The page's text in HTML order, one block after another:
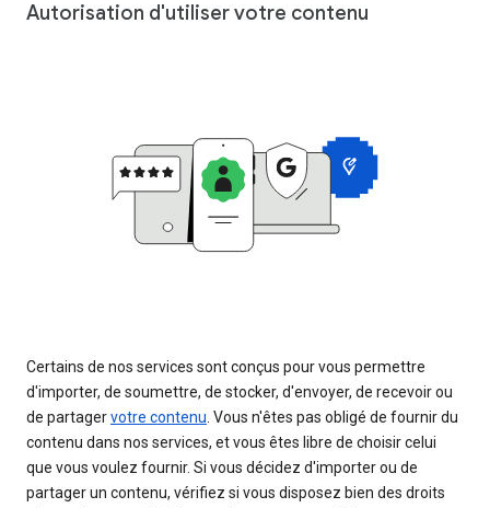
Autorisation d'utiliser votre contenu
Certains de nos services sont conçus pour vous permettre
d'importer, de soumettre, de stocker, d'envoyer, de recevoir ou
de partagervotre contenu. Vous n'êtes pas obligé de fournir du
contenu dans nos services, et vous êtes libre de choisir celui
que vous voulez fournir. Si vous décidez d'importer ou de
partager un contenu, vérifiez si vous disposez bien des droits